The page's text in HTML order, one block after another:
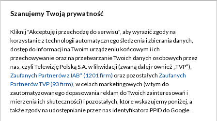
TVP
Abonament TVP
Emisja w TVP
Centrum informacji TVP
Naziemna Telewizja Cyfrowa
Regulamin TVP
Polityka prywatności
Moje zgody
Pomoc
Szanujemy Twoją prywatność
Kliknij "Akceptuję i przechodzę do serwisu", aby wyrazić zgody na
korzystanie z technologii automatycznego śledzenia i zbierania danych,
dostęp do informacji na Twoim urządzeniu końcowym i ich
przechowywanie oraz na przetwarzanie Twoich danych osobowych przez
nas, czyli Telewizję Polską S.A. w likwidacji (zwaną dalej również „TVP”),
Zaufanych Partnerów z IAB* (1201 firm) oraz pozostałych Zaufanych
Partnerów TVP (93 firm), w celach marketingowych (w tym do
zautomatyzowanego dopasowania reklam do Twoich zainteresowań i
mierzenia ich skuteczności) i pozostałych, które wskazujemy poniżej, a
także zgody na udostępnianie przez nas identyfikatora PPID do Google.